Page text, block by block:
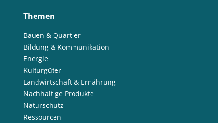
Themen
Bauen & Quartier
Bildung & Kommunikation
Energie
Kulturgüter
Landwirtschaft & Ernährung
Nachhaltige Produkte
Naturschutz
Ressourcen